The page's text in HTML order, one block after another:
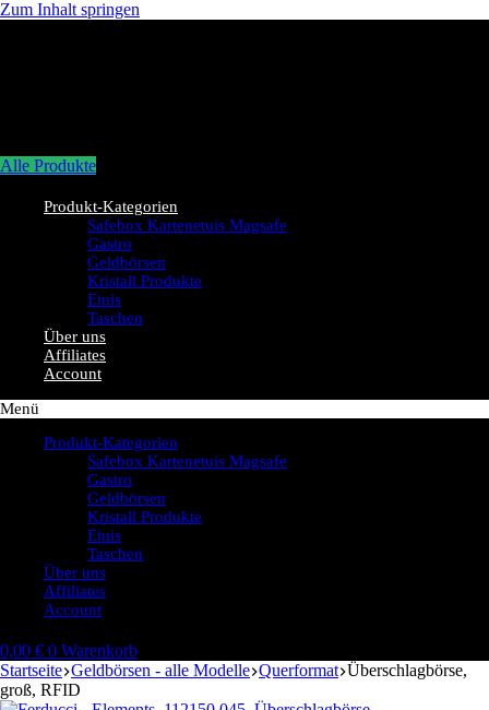
Zum Inhalt springen
Alle Produkte
Produkt-Kategorien
Safebox Kartenetuis Magsafe
Gastro
Geldbörsen
Kristall Produkte
Etuis
Taschen
Über uns
Affiliates
Account
Menü
Produkt-Kategorien
Safebox Kartenetuis Magsafe
Gastro
Geldbörsen
Kristall Produkte
Etuis
Taschen
Über uns
Affiliates
Account
0,00 € 0 Warenkorb
Startseite Geldbörsen - alle Modelle Querformat Überschlagbörse,
groß, RFID